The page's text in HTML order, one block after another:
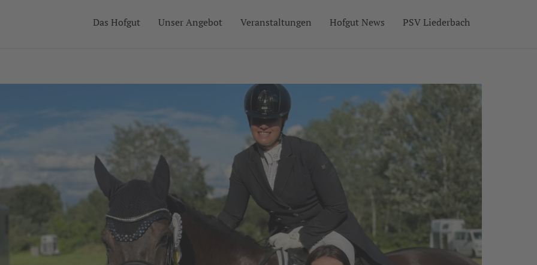
Das Hofgut Unser Angebot Veranstaltungen Hofgut News PSV Liederbach